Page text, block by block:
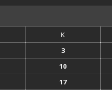
K
3
10
17